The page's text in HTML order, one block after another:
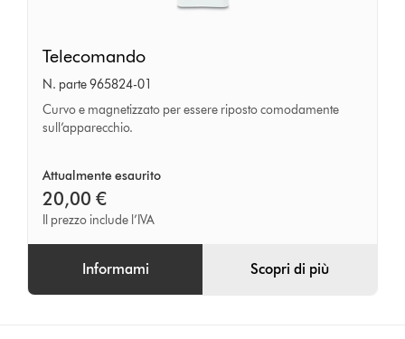
Telecomando
N. parte 965824-01
Curvo e magnetizzato per essere riposto comodamente
sull’apparecchio.
Attualmente esaurito
20,00 €
Il prezzo include l’IVA
Informami Scopri di più